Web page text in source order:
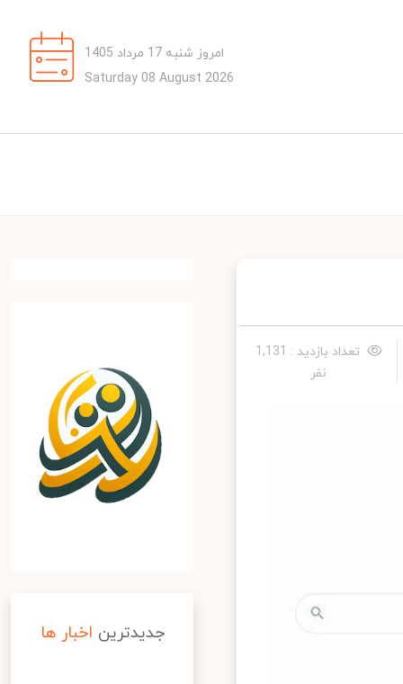
امروز شنبه 17 مرداد 1405
Saturday 08 August 2026
تعداد بازدید : 1,131
نفر
جدیدترین اخبار ها